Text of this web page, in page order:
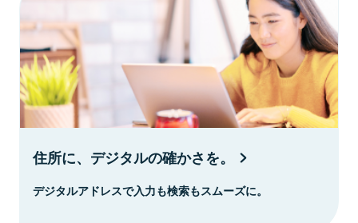
住所に、デジタルの確かさを。
デジタルアドレスで入力も検索もスムーズに。